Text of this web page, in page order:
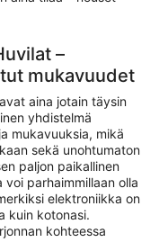
–
mukavuudet
aina jotain täysin
yhdistelmä
mukavuuksia, mikä
sekä unohtumaton
paljon paikallinen
parhaimmillaan olla
elektroniikka on
kuin kotonasi.
kohteessa